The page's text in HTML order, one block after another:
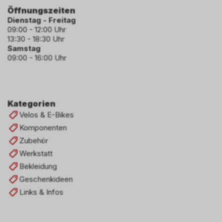
Kategorien
Velos & E-Bikes
Komponenten
Zubehör
Werkstatt
Bekleidung
Geschenkideen
Links & Infos
Öffnungszeiten
Dienstag - Freitag
09:00 - 12:00 Uhr
13:30 - 18:30 Uhr
Samstag
09:00 - 16:00 Uhr